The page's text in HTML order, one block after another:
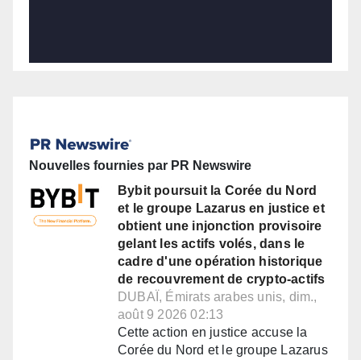
Nouvelles fournies par PR Newswire
Bybit poursuit la Corée du Nord
et le groupe Lazarus en justice et
obtient une injonction provisoire
gelant les actifs volés, dans le
cadre d'une opération historique
de recouvrement de crypto-actifs
DUBAÏ, Émirats arabes unis, dim.,
août 9 2026 02:13
Cette action en justice accuse la
Corée du Nord et le groupe Lazarus